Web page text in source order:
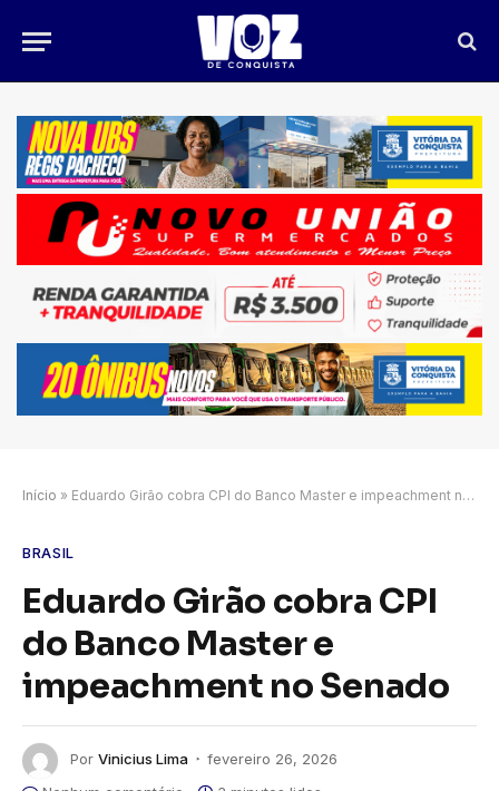
Início » Eduardo Girão cobra CPI do Banco Master e impeachment no Senado
BRASIL
Eduardo Girão cobra CPI
do Banco Master e
impeachment no Senado
Por Vinicius Lima
fevereiro 26, 2026